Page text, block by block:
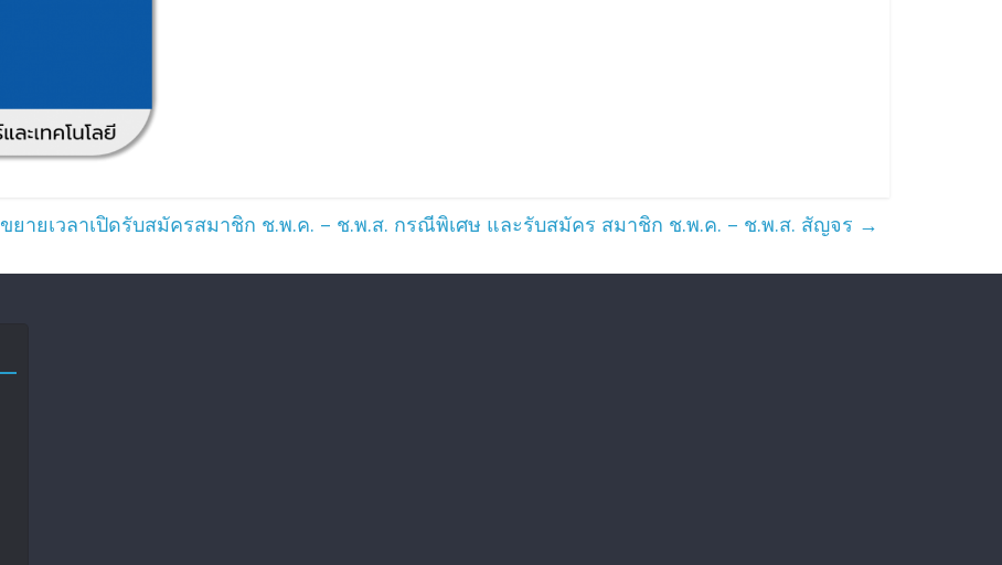
ขยายเวลาเปิดรับสมัครสมาชิก ช.พ.ค. – ช.พ.ส. กรณีพิเศษ และรับสมัคร สมาชิก ช.พ.ค. – ช.พ.ส. สัญจร →